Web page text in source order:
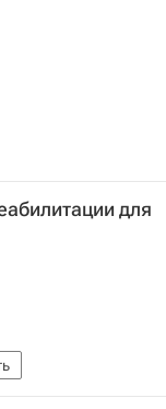
для
Н. Н. Блохина